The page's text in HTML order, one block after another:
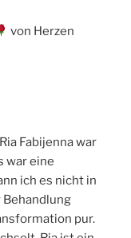
von Herzen
Fabijenna war
war eine
ich es nicht in
Behandlung
pur.